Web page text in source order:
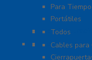
Para
Portátiles
Todos
Accesorios
Cables